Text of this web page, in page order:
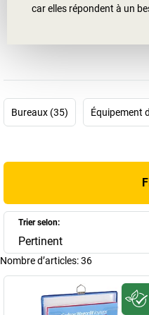
car elles répondent à un
L'entreprise alsacienne
depuis été couronnée de
parmi les principaux
pochettes transparentes
informations auxquelles on
listes, etc., doivent être
que ce soit au laboratoire, à
exemple, il est possible au
ranger de manière claire et
que les prospectus et les
des pochettes suspendues
Bureaux (35) Équipement
Trier selon:
Pertinent
Nombre d’articles:36